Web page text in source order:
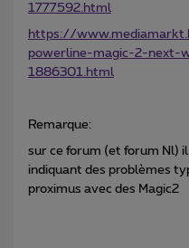
1777592.html
https://
powerline-magic-2-
1886301.html
Remarque:
sur ce forum (et forum Nl)
indiquant des problèmes
proximus avec des Magic2